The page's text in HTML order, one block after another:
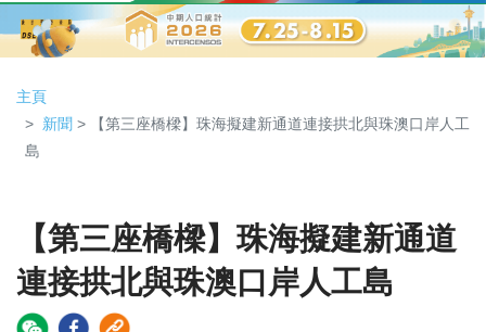
主頁
新聞 > 【第三座橋樑】珠海擬建新通道連接拱北與珠澳口岸人工
島
【第三座橋樑】珠海擬建新通道
連接拱北與珠澳口岸人工島